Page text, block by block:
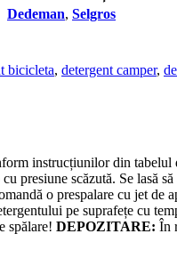
Dedeman, Selgros
bicicleta, detergent camper,
instrucțiunilor din tabelul
presiune scăzută. Se lasă
o prespalare cu jet
pe suprafețe cu
spălare! DEPOZITARE: În